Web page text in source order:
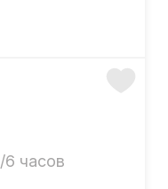
/6 часов